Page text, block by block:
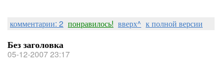
комментарии: 2 понравилось! вверх^ к полной версии
Без заголовка
05-12-2007 23:17